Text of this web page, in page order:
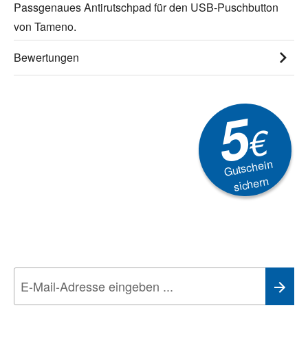
Passgenaues Antirutschpad für den USB-Puschbutton
von Tameno.
Bewertungen
5€
Gutschein
sichern